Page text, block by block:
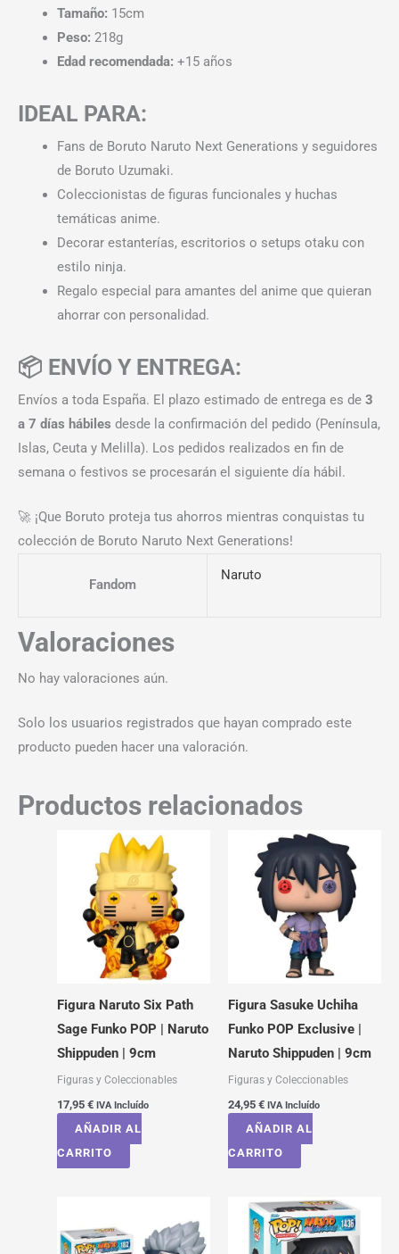
Tamaño: 15cm
Peso: 218g
Edad recomendada: +15 años
IDEAL PARA:
Fans de Boruto Naruto Next Generations y seguidores
de Boruto Uzumaki.
Coleccionistas de figuras funcionales y huchas
temáticas anime.
Decorar estanterías, escritorios o setups otaku con
estilo ninja.
Regalo especial para amantes del anime que quieran
ahorrar con personalidad.
📦 ENVÍO Y ENTREGA:
Envíos a toda España. El plazo estimado de entrega es de 3
a 7 días hábiles desde la confirmación del pedido (Península,
Islas, Ceuta y Melilla). Los pedidos realizados en fin de
semana o festivos se procesarán el siguiente día hábil.
🚀 ¡Que Boruto proteja tus ahorros mientras conquistas tu
colección de Boruto Naruto Next Generations!
Fandom
Naruto
Valoraciones
No hay valoraciones aún.
Solo los usuarios registrados que hayan comprado este
producto pueden hacer una valoración.
Productos relacionados
Figura Naruto Six Path
Sage Funko POP | Naruto
Shippuden | 9cm
Figuras y Coleccionables
17,95 € IVA Incluído
AÑADIR AL
CARRITO
Figura Sasuke Uchiha
Funko POP Exclusive |
Naruto Shippuden | 9cm
Figuras y Coleccionables
24,95 € IVA Incluído
AÑADIR AL
CARRITO